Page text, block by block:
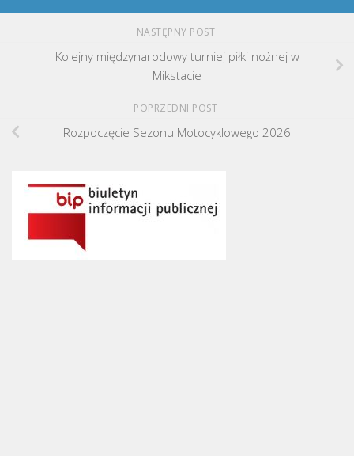
NASTĘPNY POST
Kolejny międzynarodowy turniej piłki nożnej w
Mikstacie
POPRZEDNI POST
Rozpoczęcie Sezonu Motocyklowego 2026